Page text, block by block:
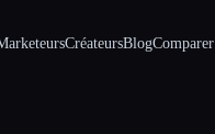
CréateursBlogComparer